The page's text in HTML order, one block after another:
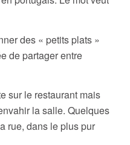
des « petits plats »
de partager entre
sur le restaurant mais
la salle. Quelques
rue, dans le plus pur